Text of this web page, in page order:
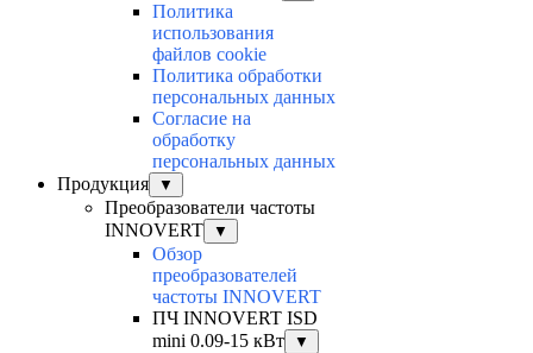
Политика
использования
файлов cookie
Политика обработки
персональных данных
Согласие на
обработку
персональных данных
Продукция
▼
Преобразователи частоты
INNOVERT
▼
Обзор
преобразователей
частоты INNOVERT
ПЧ INNOVERT ISD
mini 0.09-15 кВт
▼